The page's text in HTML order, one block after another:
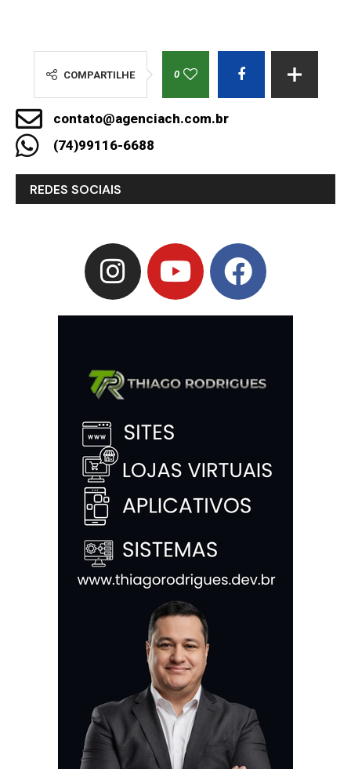
COMPARTILHE 0
contato@agenciach.com.br
(74)99116-6688
REDES SOCIAIS